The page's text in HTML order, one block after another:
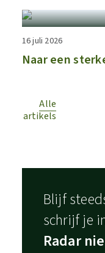
16 juli 2026
Naar een
Alle
artikels
Blijf
schrijf je
Radar